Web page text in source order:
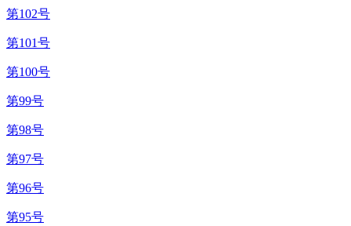
第102号
第101号
第100号
第99号
第98号
第97号
第96号
第95号